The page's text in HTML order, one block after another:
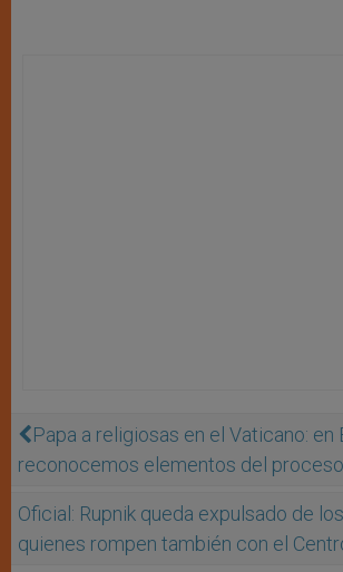
Papa a religiosas en el Vaticano: en
reconocemos elementos del proceso
Oficial: Rupnik queda expulsado de
quienes rompen también con el